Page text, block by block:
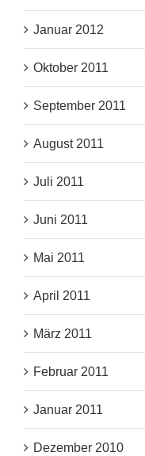
Januar 2012
Oktober 2011
September 2011
August 2011
Juli 2011
Juni 2011
Mai 2011
April 2011
März 2011
Februar 2011
Januar 2011
Dezember 2010